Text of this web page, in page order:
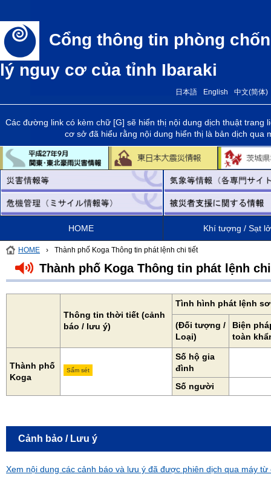
Cổng thông tin phòng
lý nguy cơ của tỉnh Ibaraki
日本語 English 中文(简体)
Các đường link có kèm chữ [G] sẽ hiển thị nội dung dịch thuật
cơ sở đã hiểu rằng nội dung hiển thị là bản dịch qua
HOME Khí tượng / Sạt
HOME › Thành phố Koga Thông tin phát lệnh chi tiết
Thành phố Koga Thông tin phát lệnh
Thông tin thời tiết (cảnh
báo / lưu ý)
Tình hình phát lệnh
(Đối tượng /
Loại)
Biện
toàn
Thành phố
Koga
Sấm sét
Số hộ gia
đình
Số người
Cảnh bảo / Lưu ý
Xem nội dung các cảnh báo và lưu ý đã được phiên dịch qua máy từ